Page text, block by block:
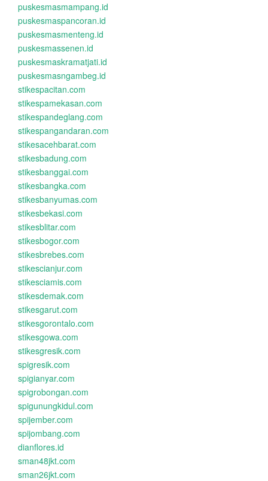
puskesmasmampang.id
puskesmaspancoran.id
puskesmasmenteng.id
puskesmassenen.id
puskesmaskramatjati.id
puskesmasngambeg.id
stikespacitan.com
stikespamekasan.com
stikespandeglang.com
stikespangandaran.com
stikesacehbarat.com
stikesbadung.com
stikesbanggai.com
stikesbangka.com
stikesbanyumas.com
stikesbekasi.com
stikesblitar.com
stikesbogor.com
stikesbrebes.com
stikescianjur.com
stikesciamis.com
stikesdemak.com
stikesgarut.com
stikesgorontalo.com
stikesgowa.com
stikesgresik.com
spigresik.com
spigianyar.com
spigrobongan.com
spigunungkidul.com
spijember.com
spijombang.com
dianflores.id
sman48jkt.com
sman26jkt.com